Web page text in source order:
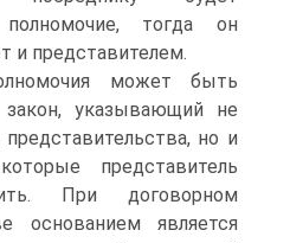
тогда он
и представителем.
может быть
закон, указывающий не
но и
представитель
При договорном
основанием является